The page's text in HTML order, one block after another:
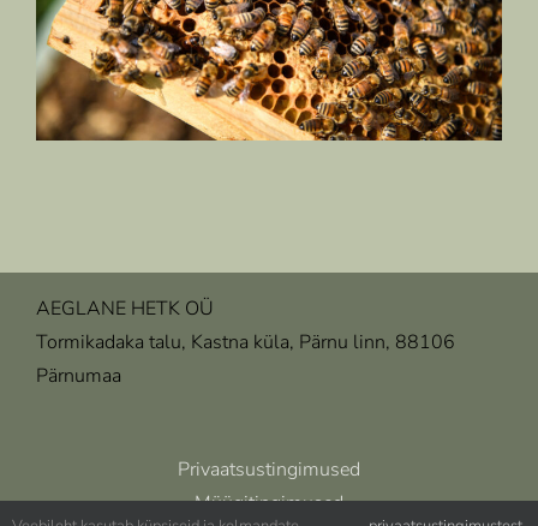
AEGLANE HETK OÜ
Tormikadaka talu, Kastna küla, Pärnu linn, 88106
Pärnumaa
Privaatsustingimused
Müügitingimused